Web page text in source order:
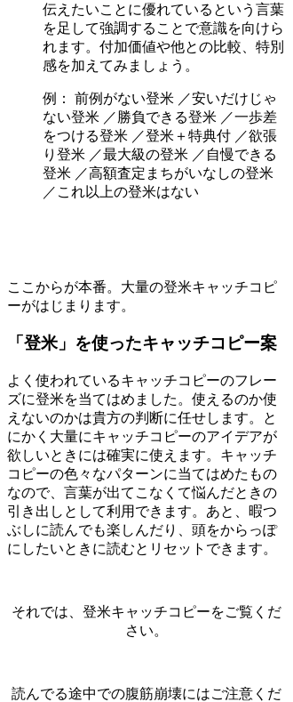
伝えたいことに優れているという言葉
を足して強調することで意識を向けら
れます。付加価値や他との比較、特別
感を加えてみましょう。
例： 前例がない登米 ／安いだけじゃ
ない登米 ／勝負できる登米 ／一歩差
をつける登米 ／登米＋特典付 ／欲張
り登米 ／最大級の登米 ／自慢できる
登米 ／高額査定まちがいなしの登米
／これ以上の登米はない
ここからが本番。大量の登米キャッチコピ
ーがはじまります。
「登米」を使ったキャッチコピー案
よく使われているキャッチコピーのフレー
ズに登米を当てはめました。使えるのか使
えないのかは貴方の判断に任せします。と
にかく大量にキャッチコピーのアイデアが
欲しいときには確実に使えます。キャッチ
コピーの色々なパターンに当てはめたもの
なので、言葉が出てこなくて悩んだときの
引き出しとして利用できます。あと、暇つ
ぶしに読んでも楽しんだり、頭をからっぽ
にしたいときに読むとリセットできます。
それでは、登米キャッチコピーをご覧くだ
さい。
読んでる途中での腹筋崩壊にはご注意くだ